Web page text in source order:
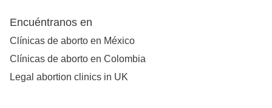
Encuéntranos en
Clínicas de aborto en México
Clínicas de aborto en Colombia
Legal abortion clinics in UK